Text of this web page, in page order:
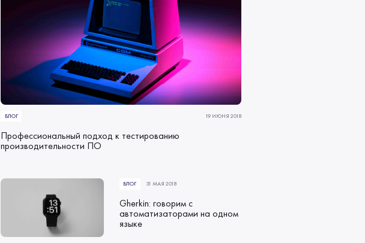
БЛОГ 19 ИЮНЯ 2018
Профессиональный подход к тестированию
производительности ПО
БЛОГ 31 МАЯ 2018
Gherkin: говорим с
автоматизаторами на одном
языке